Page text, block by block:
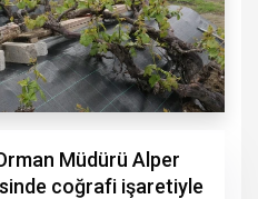
Müdürü Alper
coğrafi işaretiyle